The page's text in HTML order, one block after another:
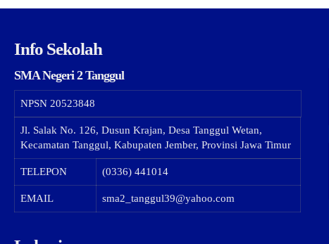
Info Sekolah
SMA Negeri 2 Tanggul
NPSN 20523848
Jl. Salak No. 126, Dusun Krajan, Desa Tanggul Wetan,
Kecamatan Tanggul, Kabupaten Jember, Provinsi Jawa Timur
TELEPON (0336) 441014
EMAIL sma2_tanggul39@yahoo.com